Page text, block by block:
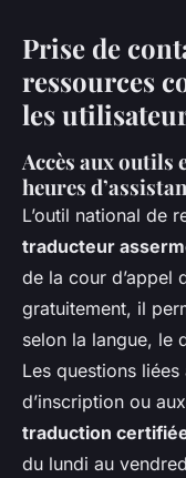
Prise de
ressources
les
Accès aux outils
heures
L’outil national de
traducteur
de la cour d’appel
gratuitement, il
selon la langue, le
Les questions
d’inscription ou
traduction
du lundi au